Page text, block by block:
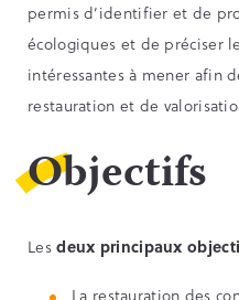
permis d’identifier et de
écologiques et de préciser
intéressantes à mener afin
restauration et de
Objectifs
Lesdeux principaux
La restauration des